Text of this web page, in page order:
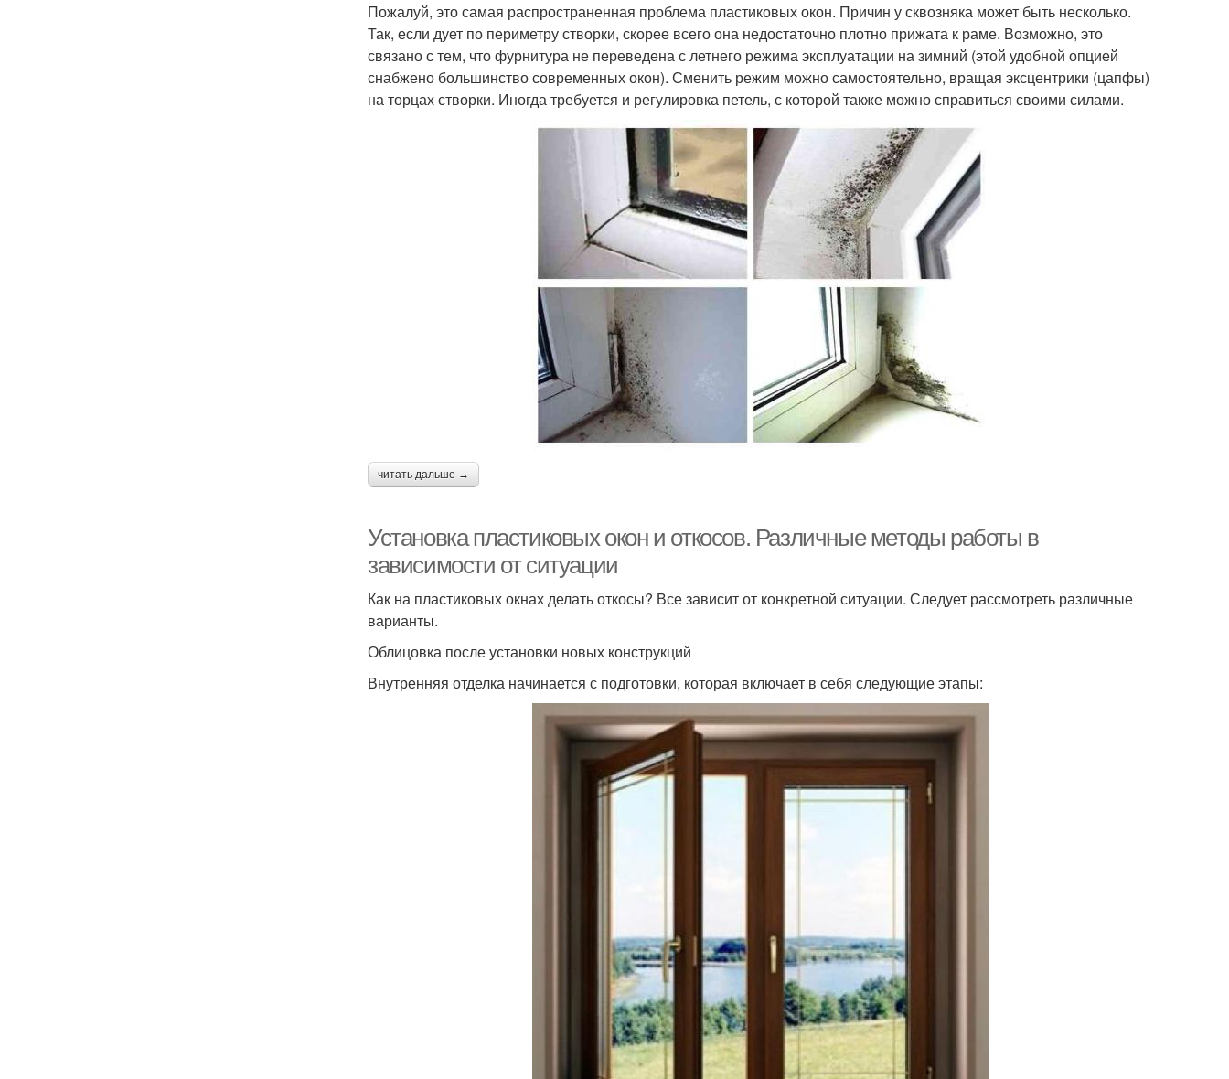
Пожалуй, это самая распространенная проблема пластиковых окон. Причин у сквозняка может быть несколько.
Так, если дует по периметру створки, скорее всего она недостаточно плотно прижата к раме. Возможно, это
связано с тем, что фурнитура не переведена с летнего режима эксплуатации на зимний (этой удобной опцией
снабжено большинство современных окон). Сменить режим можно самостоятельно, вращая эксцентрики (цапфы)
на торцах створки. Иногда требуется и регулировка петель, с которой также можно справиться своими силами.
читать дальше →
Установка пластиковых окон и откосов. Различные методы работы в
зависимости от ситуации
Как на пластиковых окнах делать откосы? Все зависит от конкретной ситуации. Следует рассмотреть различные
варианты.
Облицовка после установки новых конструкций
Внутренняя отделка начинается с подготовки, которая включает в себя следующие этапы: